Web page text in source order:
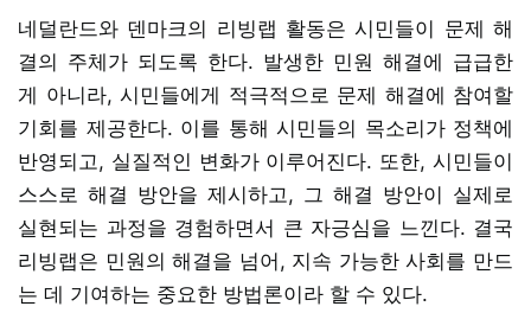
네덜란드와 덴마크의 리빙랩 활동은 시민들이 문제 해
결의 주체가 되도록 한다. 발생한 민원 해결에 급급한
게 아니라, 시민들에게 적극적으로 문제 해결에 참여할
기회를 제공한다. 이를 통해 시민들의 목소리가 정책에
반영되고, 실질적인 변화가 이루어진다. 또한, 시민들이
스스로 해결 방안을 제시하고, 그 해결 방안이 실제로
실현되는 과정을 경험하면서 큰 자긍심을 느낀다. 결국
리빙랩은 민원의 해결을 넘어, 지속 가능한 사회를 만드
는 데 기여하는 중요한 방법론이라 할 수 있다.